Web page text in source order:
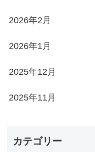
2026年2月
2026年1月
2025年12月
2025年11月
カテゴリー